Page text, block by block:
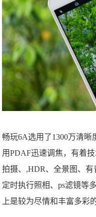
畅玩6A选用了1300万清
用PDAF迅速调焦，有着
拍摄、,HDR、全景图、有
定时执行照相、ps滤镜等
上是较为尽情和丰富多彩的